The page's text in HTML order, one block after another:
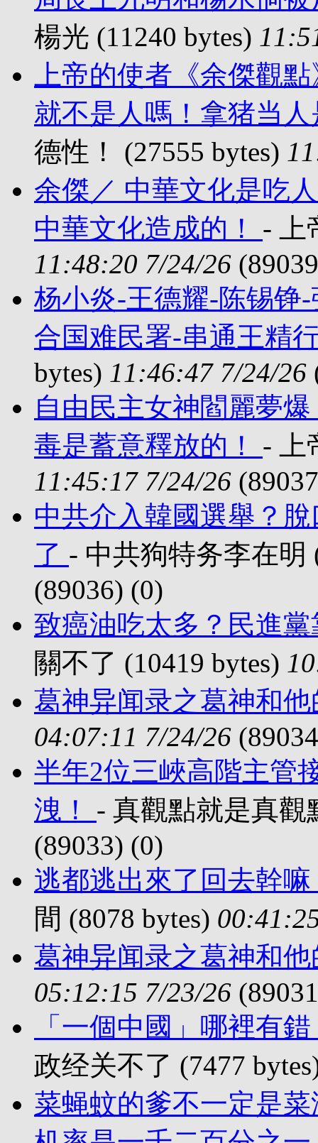
楊光 (11240 bytes)
上帝的使者《余傑觀
就不是人嗎！拿猪当
德性！ (27555 bytes)
余傑／ 中華文化是吃
中華文化造成的！ - 上
11:48:20 7/24/26
杨小炎-王德耀-陈锡铮
合国难民署-串通王精
bytes) 11:46:47 7/24/26
自由民主女神閻麗夢
毒是蓄意釋放的！ - 上
11:45:17 7/24/26
中共介入韓國選舉？
了 - 中共狗特务李在明
(89036) (0)
致癌油吃太多？民進
關不了 (10419 bytes)
葛神异闻录之葛神和
04:07:11 7/24/26
半年2位三峽高階主管
洩！ - 真觀點就是真觀
(89033) (0)
逃都逃出來了回去幹
間 (8078 bytes)
葛神异闻录之葛神和
05:12:15 7/23/26
「一個中國」哪裡有
政经关不了 (7477
菜蝇蚊的爹不一定是